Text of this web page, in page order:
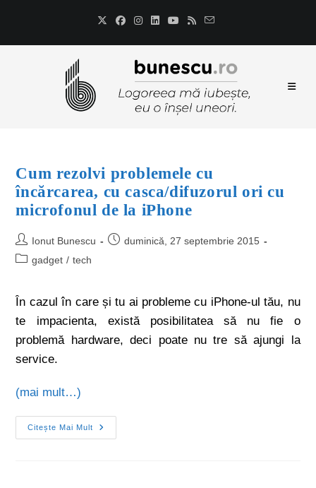
Cum rezolvi problemele cu
încărcarea, cu casca/difuzorul ori cu
microfonul de la iPhone
Ionut Bunescu
duminică, 27 septembrie 2015
gadget / tech
În cazul în care și tu ai probleme cu iPhone-ul tău, nu
te impacienta, există posibilitatea să nu fie o
problemă hardware, deci poate nu tre să ajungi la
service.
(mai mult…)
Citește Mai Mult